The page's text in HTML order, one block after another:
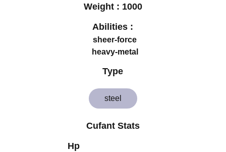
Weight : 1000
Abilities :
sheer-force
heavy-metal
Type
steel
Cufant Stats
Hp